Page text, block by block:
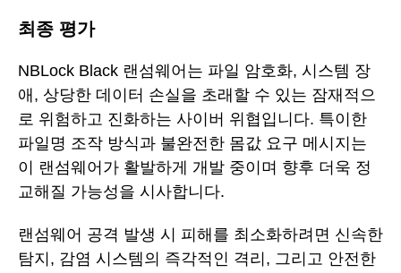
최종 평가
NBLock Black 랜섬웨어는 파일 암호화, 시스템 장
애, 상당한 데이터 손실을 초래할 수 있는 잠재적으
로 위험하고 진화하는 사이버 위협입니다. 특이한
파일명 조작 방식과 불완전한 몸값 요구 메시지는
이 랜섬웨어가 활발하게 개발 중이며 향후 더욱 정
교해질 가능성을 시사합니다.
랜섬웨어 공격 발생 시 피해를 최소화하려면 신속한
탐지, 감염 시스템의 즉각적인 격리, 그리고 안전한